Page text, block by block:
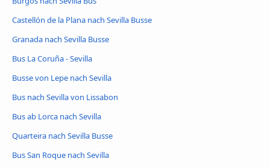
Castellón de la Plana nach Sevilla Busse
Granada nach Sevilla Busse
Bus La Coruña - Sevilla
Busse von Lepe nach Sevilla
Bus nach Sevilla von Lissabon
Bus ab Lorca nach Sevilla
Quarteira nach Sevilla Busse
Bus San Roque nach Sevilla